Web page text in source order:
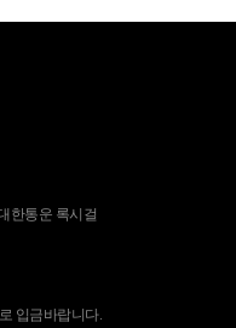
한통운 록시걸
입금바랍니다.